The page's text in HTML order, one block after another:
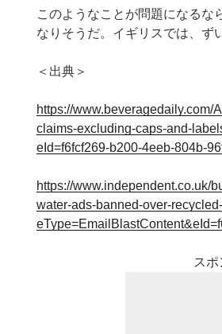
このようなことが問題になるな
なりそうだ。イギリスでは、ず
＜出典＞
https://www.beveragedaily.com/
claims-excluding-caps-and-
eId=f6fcf269-b200-4eeb-804b-
https://www.independent.co.uk/
water-ads-banned-over-
スポ